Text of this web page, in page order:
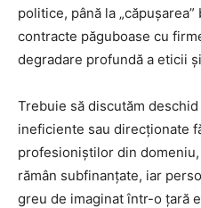
politice, până la
contracte păguboase cu
degradare profundă a eticii
Trebuie să discutăm
ineficiente sau direcționate
profesioniștilor din
rămân subfinanțate, iar
greu de imaginat într-o țară